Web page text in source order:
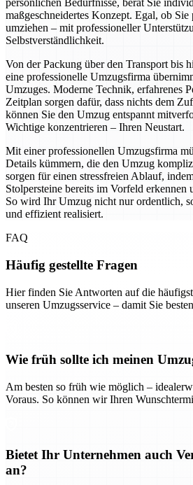
persönlichen Bedürfnisse, berät Sie
maßgeschneidertes Konzept. Egal, ob
umziehen – mit professioneller
Selbstverständlichkeit.
Von der Packung über den Transport bis
eine professionelle Umzugsfirma
Umzuges. Moderne Technik, erfahrenes
Zeitplan sorgen dafür, dass nichts dem
können Sie den Umzug entspannt
Wichtige konzentrieren – Ihren Neustart.
Mit einer professionellen Umzugsfirma
Details kümmern, die den Umzug
sorgen für einen stressfreien Ablauf,
Stolpersteine bereits im Vorfeld erkennen
So wird Ihr Umzug nicht nur ordentlich,
und effizient realisiert.
FAQ
Häufig gestellte Fragen
Hier finden Sie Antworten auf die
unseren Umzugsservice – damit Sie
Wie früh sollte ich meinen
Am besten so früh wie möglich –
Voraus. So können wir Ihren
Bietet Ihr Unternehmen auch
an?